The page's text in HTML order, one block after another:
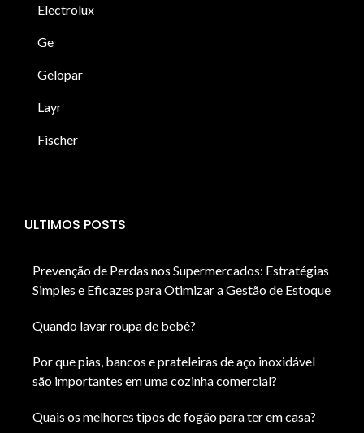
Electrolux
Ge
Gelopar
Layr
Fischer
ULTIMOS POSTS
Prevenção de Perdas nos Supermercados: Estratégias
Simples e Eficazes para Otimizar a Gestão de Estoque
Quando lavar roupa de bebê?
Por que pias, bancos e prateleiras de aço inoxidável
são importantes em uma cozinha comercial?
Quais os melhores tipos de fogão para ter em casa?